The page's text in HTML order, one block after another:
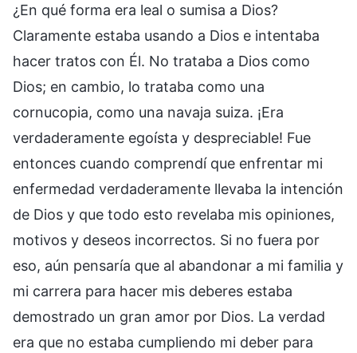
¿En qué forma era leal o sumisa a Dios?
Claramente estaba usando a Dios e intentaba
hacer tratos con Él. No trataba a Dios como
Dios; en cambio, lo trataba como una
cornucopia, como una navaja suiza. ¡Era
verdaderamente egoísta y despreciable! Fue
entonces cuando comprendí que enfrentar mi
enfermedad verdaderamente llevaba la intención
de Dios y que todo esto revelaba mis opiniones,
motivos y deseos incorrectos. Si no fuera por
eso, aún pensaría que al abandonar a mi familia y
mi carrera para hacer mis deberes estaba
demostrado un gran amor por Dios. La verdad
era que no estaba cumpliendo mi deber para